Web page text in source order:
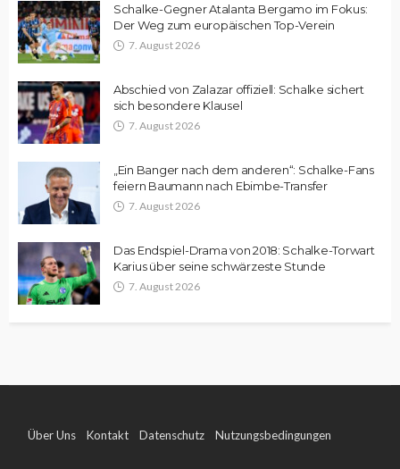
Schalke-Gegner Atalanta Bergamo im Fokus:
Der Weg zum europäischen Top-Verein
7. August 2026
Abschied von Zalazar offiziell: Schalke sichert
sich besondere Klausel
7. August 2026
„Ein Banger nach dem anderen“: Schalke-Fans
feiern Baumann nach Ebimbe-Transfer
7. August 2026
Das Endspiel-Drama von 2018: Schalke-Torwart
Karius über seine schwärzeste Stunde
7. August 2026
Über Uns Kontakt Datenschutz Nutzungsbedingungen